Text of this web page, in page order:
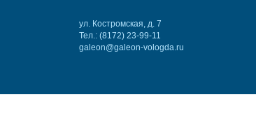
ул. Костромская, д. 7
Тел.: (8172) 23-99-11
galeon@galeon-vologda.ru